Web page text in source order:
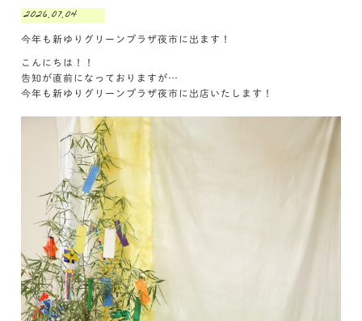
2026.07.04
今年も新ゆりグリーンプラザ夜市に出ます！
こんにちは！！
告知が直前になっておりますが…
今年も新ゆりグリーンプラザ夜市に出店いたします！